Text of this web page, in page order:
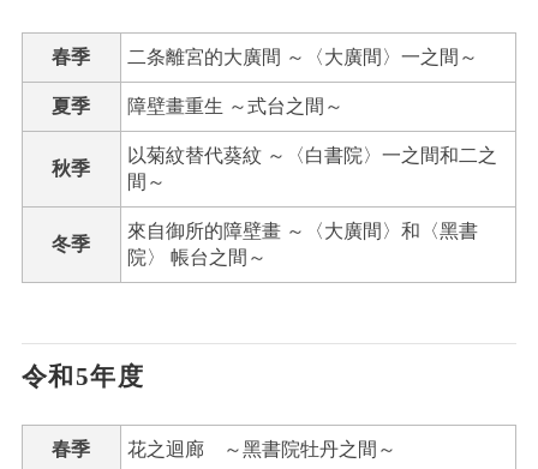
春季 二条離宮的大廣間 ～〈大廣間〉一之間～
夏季 障壁畫重生 ～式台之間～
秋季
以菊紋替代葵紋 ～〈白書院〉一之間和二之
間～
冬季
來自御所的障壁畫 ～〈大廣間〉和〈黑書
院〉 帳台之間～
令和5年度
春季 花之迴廊 ～黑書院牡丹之間～